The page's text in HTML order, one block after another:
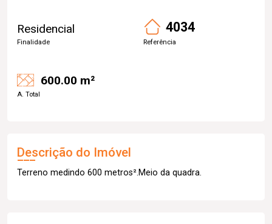
Residencial
Finalidade
4034
Referência
600.00 m²
A. Total
Descrição do Imóvel
Terreno medindo 600 metros².Meio da quadra.